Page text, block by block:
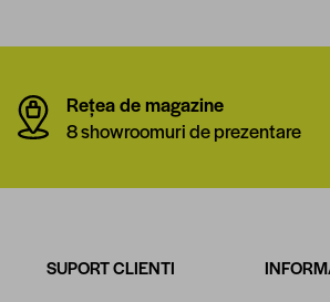
Rețea de magazine
8 showroomuri de prezentare
SUPORT CLIENTI